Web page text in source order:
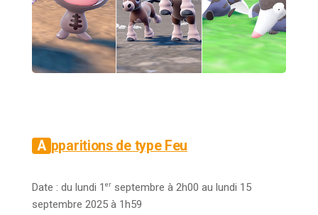
Apparitions de type Feu
Date : du lundi 1 er septembre à 2h00 au lundi 15
septembre 2025 à 1h59